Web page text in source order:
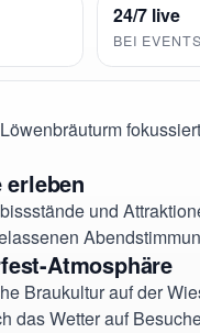
24/7 live
BEI EVENTS
und
Atmosphäre
Braukultur auf der
das Wetter auf